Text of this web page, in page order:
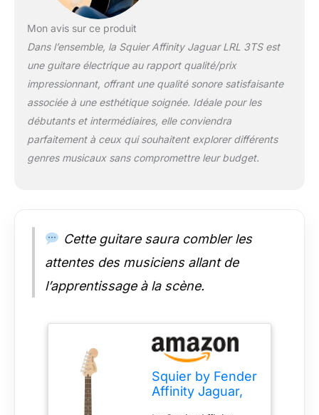
remplacer les cordes
très facilement et
d’accorder
l’instrument avec
précision et fluidité.
Et quels que soient
niveau, vous
profiterez d’une belle
sélecteur à trois
Mon avis sur ce produit
Dans l’ensemble, la Squier Affinity Jaguar LRL 3TS est
une guitare électrique au rapport qualité/prix
impressionnant, offrant une qualité sonore satisfaisante
associée à une esthétique soignée. Idéale pour les
débutants et intermédiaires, elle conviendra
parfaitement à ceux qui souhaitent explorer différents
genres musicaux sans compromettre leur budget.
Cette guitare saura combler les
attentes des musiciens allant de
l’apprentissage à la scène.
Squier by Fender
Affinity Jaguar,